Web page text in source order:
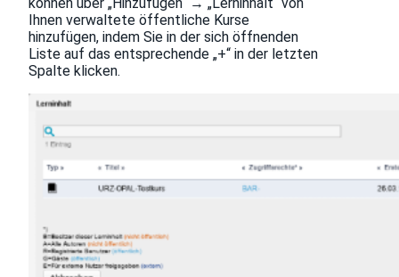
Ihnen verwaltete öffentliche Kurse
hinzufügen, indem Sie in der sich öffnenden
Liste auf das entsprechende „+“ in der letzten
Spalte klicken.